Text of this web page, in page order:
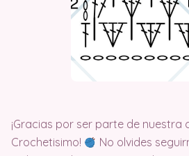
¡Gracias por ser parte de nuestra
Crochetisimo!
No olvides